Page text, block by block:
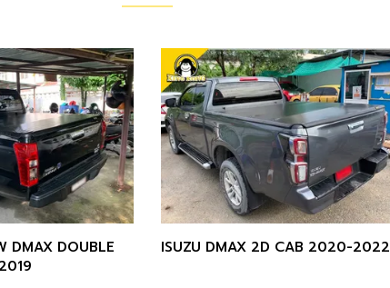
DMAX DOUBLE
ISUZU DMAX 2D CAB 2020-2022